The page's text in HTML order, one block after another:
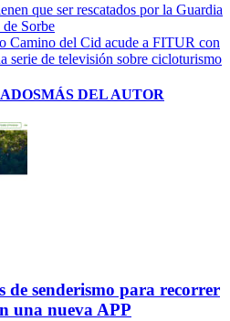
que ser rescatados por la Guardia
Sorbe
Camino del Cid acude a FITUR con
serie de televisión sobre cicloturismo
MÁS DEL AUTOR
de senderismo para recorrer
una nueva APP